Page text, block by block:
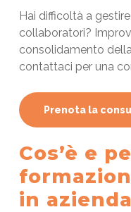
Hai difficoltà a
collaboratori?
consolidamento
contattaci per una
Prenota la
Cos’è e
in azienda